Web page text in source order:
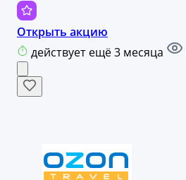
Открыть акцию
действует ещё 3 месяца